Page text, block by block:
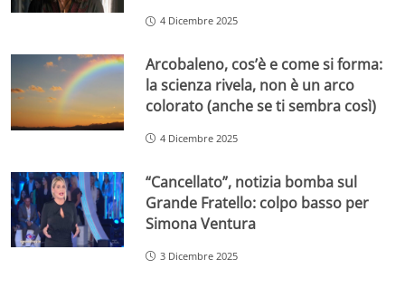
4 Dicembre 2025
Arcobaleno, cos’è e come si forma:
la scienza rivela, non è un arco
colorato (anche se ti sembra così)
4 Dicembre 2025
“Cancellato”, notizia bomba sul
Grande Fratello: colpo basso per
Simona Ventura
3 Dicembre 2025